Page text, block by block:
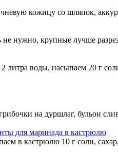
кожицу со шляпок,
не нужно, крупные лучше
литра воды, насыпаем 20 г
на дуршлаг, бульон
в кастрюлю 10 г соли,